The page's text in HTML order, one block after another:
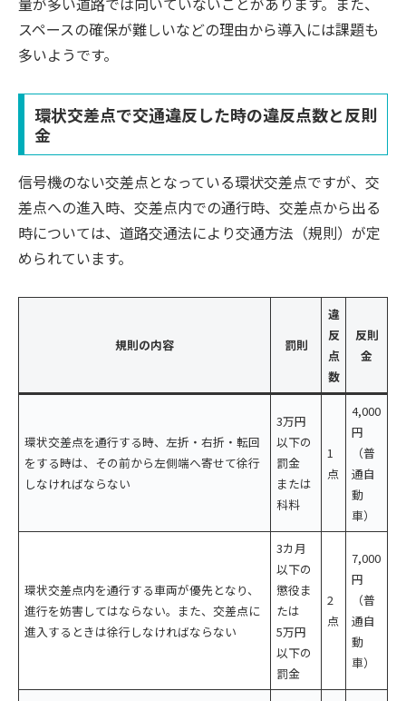
スペースの確保が難しいなどの理由から導入には課題も
多いようです。
環状交差点で交通違反した時の違反点数と反則
金
信号機のない交差点となっている環状交差点ですが、交
差点への進入時、交差点内での通行時、交差点から出る
時については、道路交通法により交通方法（規則）が定
められています。
規則の内容 罰則
違
反
点
数
反則
金
環状交差点を通行する時、左折・右折・転回
をする時は、その前から左側端へ寄せて徐行
しなければならない
3万円
以下の
罰金
または
科料
1
点
4,000
円
（普
通自
動
車）
環状交差点内を通行する車両が優先となり、
進行を妨害してはならない。また、交差点に
進入するときは徐行しなければならない
3カ月
以下の
懲役ま
たは
5万円
以下の
罰金
2
点
7,000
円
（普
通自
動
車）